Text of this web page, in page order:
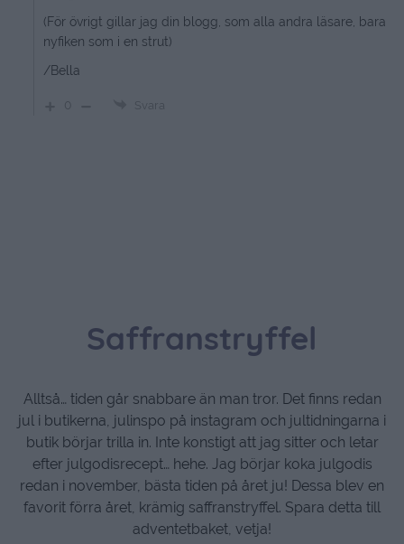
(För övrigt gillar jag din blogg, som alla andra läsare, bara
nyfiken som i en strut)
/Bella
Svara
Saffranstryffel
Alltså… tiden går snabbare än man tror. Det finns redan
jul i butikerna, julinspo på instagram och jultidningarna i
butik börjar trilla in. Inte konstigt att jag sitter och letar
efter julgodisrecept… hehe. Jag börjar koka julgodis
redan i november, bästa tiden på året ju! Dessa blev en
favorit förra året, krämig saffranstryffel. Spara detta till
adventetbaket, vetja!